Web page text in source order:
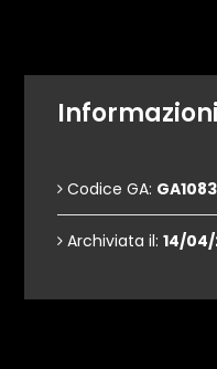
Codice GA:
Archiviata il: 14/04/